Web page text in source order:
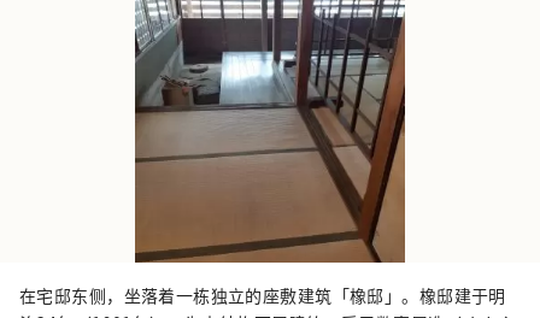
在宅邸东侧，坐落着一栋独立的座敷建筑「橡邸」。橡邸建于明